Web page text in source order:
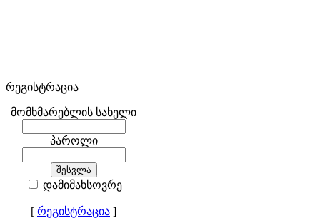
რეგისტრაცია
მომხმარებლის სახელი
პაროლი
დამიმახსოვრე
[ რეგისტრაცია ]